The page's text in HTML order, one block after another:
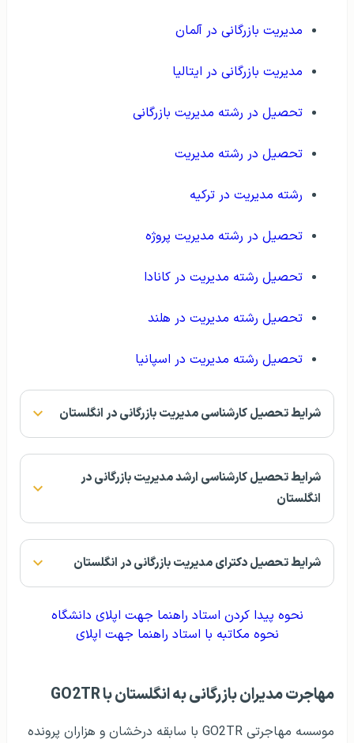
مدیریت بازرگانی در آلمان
مدیریت بازرگانی در ایتالیا
تحصیل در رشته مدیریت بازرگانی
تحصیل در رشته مدیریت
رشته مدیریت در ترکیه
تحصیل در رشته مدیریت پروژه
تحصیل رشته مدیریت در کانادا
تحصیل رشته مدیریت در هلند
تحصیل رشته مدیریت در اسپانیا
شرایط تحصیل کارشناسی مدیریت بازرگانی در انگلستان
شرایط تحصیل کارشناسی ارشد مدیریت بازرگانی در
انگلستان
شرایط تحصیل دکترای مدیریت بازرگانی در انگلستان
نحوه پیدا کردن استاد راهنما جهت اپلای دانشگاه
نحوه مکاتبه با استاد راهنما جهت اپلای
مهاجرت مدیران بازرگانی به انگلستان با GO2TR
موسسه مهاجرتی GO2TR با سابقه درخشان و هزاران پرونده